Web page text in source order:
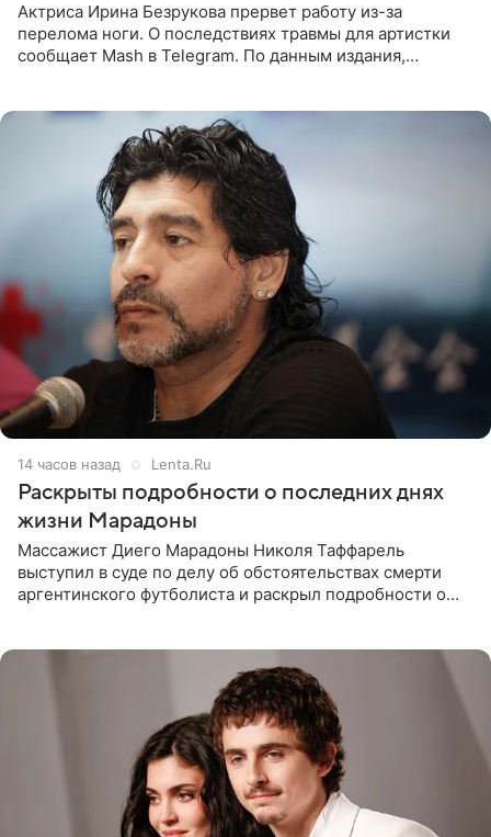
Актриса Ирина Безрукова прервет работу из-за
перелома ноги. О последствиях травмы для артистки
сообщает Mash в Telegram. По данным издания,
14 часов назад Lenta.Ru
Раскрыты подробности о последних днях
жизни Марадоны
Массажист Диего Марадоны Николя Таффарель
выступил в суде по делу об обстоятельствах смерти
аргентинского футболиста и раскрыл подробности о